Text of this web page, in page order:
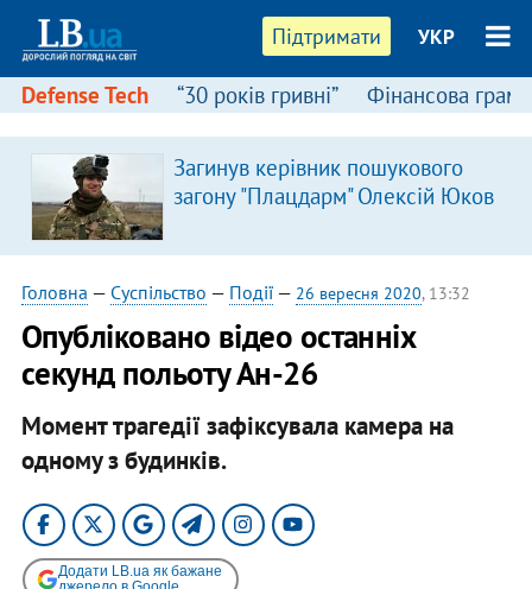
Підтримати УКР
Defense Tech “30 років гривні” Фінансова
Загинув керівник пошукового
загону "Плацдарм" Олексій Юков
Головна — Суспільство — Події— 26 вересня 2020, 13:32
Опубліковано відео останніх
секунд польоту Ан-26
Момент трагедії зафіксувала камера на
одному з будинків.
Додати LB.ua як бажане